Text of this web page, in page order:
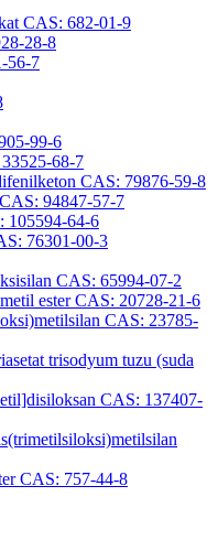
CAS: 682-01-9
28-8
56-7
99-6
68-7
CAS: 79876-59-8
94847-57-7
105594-64-6
76301-00-3
CAS: 65994-07-2
ester CAS: 20728-21-6
CAS: 23785-
trisodyum tuzu (suda
CAS: 137407-
CAS: 757-44-8